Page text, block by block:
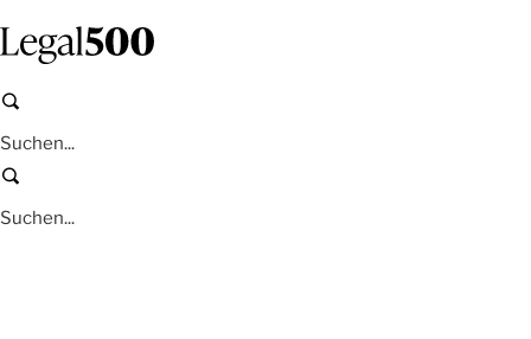
Inhalt
springen
Suchen
Suchen